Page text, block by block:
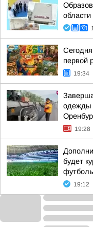
области
первой
19:34
одежды
19:28
будет
19:12